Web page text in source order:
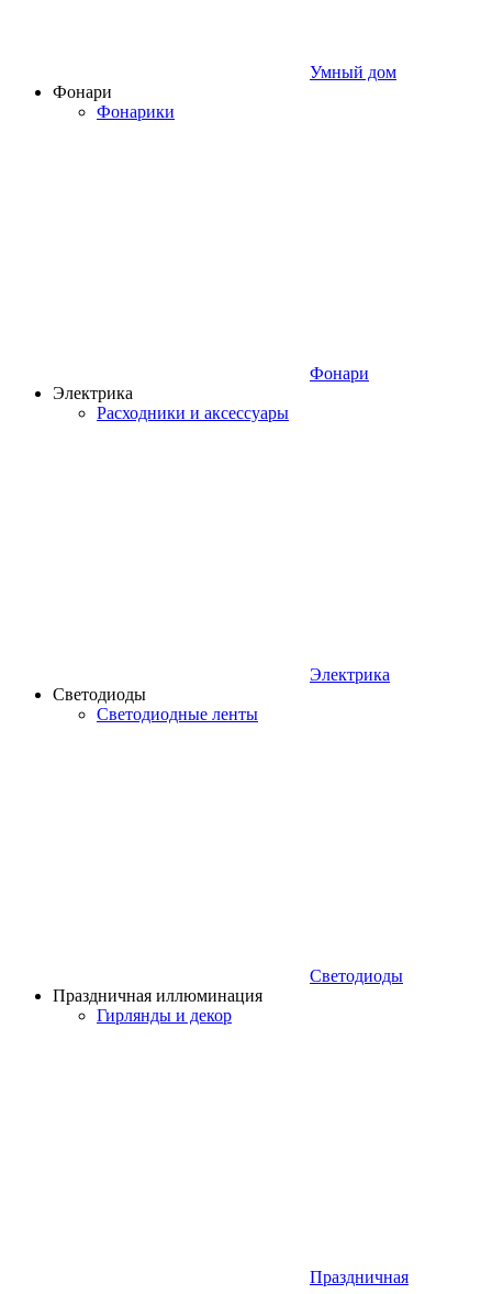
Умный дом
Фонари
Фонарики
Фонари
Электрика
Расходники и аксессуары
Электрика
Светодиоды
Светодиодные ленты
Светодиоды
Праздничная иллюминация
Гирлянды и декор
Праздничная